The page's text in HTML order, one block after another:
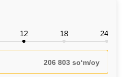
12 18 24
206 803 so‘m/oy